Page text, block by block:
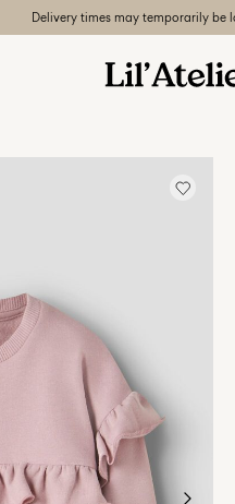
Delivery times may temporarily be